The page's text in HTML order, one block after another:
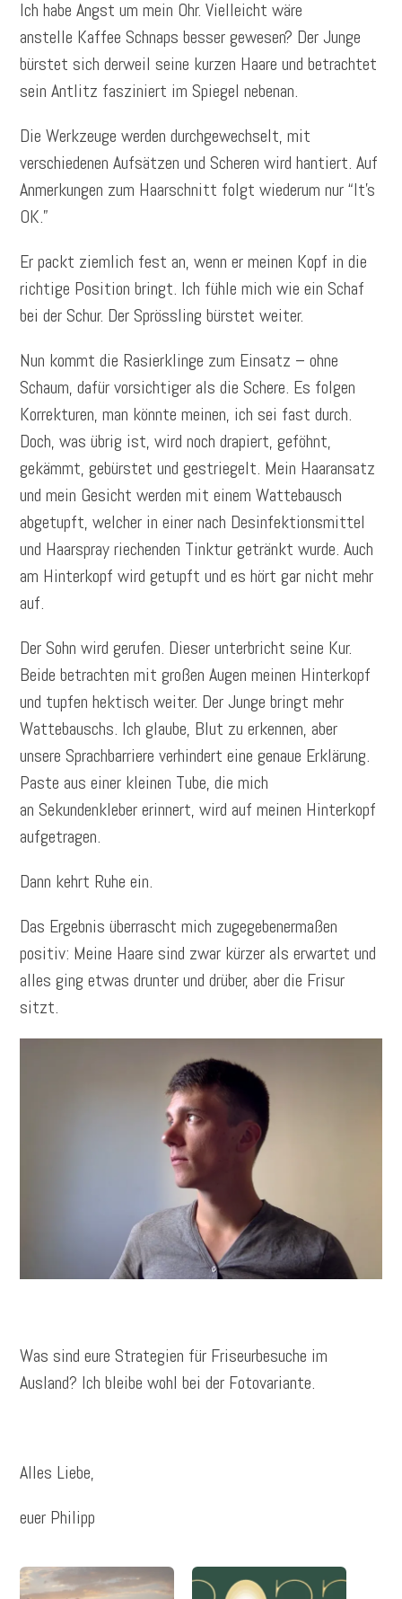
Ich habe Angst um mein Ohr. Vielleicht wäre
anstelle Kaffee Schnaps besser gewesen? Der Junge
bürstet sich derweil seine kurzen Haare und betrachtet
sein Antlitz fasziniert im Spiegel nebenan.
Die Werkzeuge werden durchgewechselt, mit
verschiedenen Aufsätzen und Scheren wird hantiert. Auf
Anmerkungen zum Haarschnitt folgt wiederum nur “It’s
OK.”
Er packt ziemlich fest an, wenn er meinen Kopf in die
richtige Position bringt. Ich fühle mich wie ein Schaf
bei der Schur. Der Sprössling bürstet weiter.
Nun kommt die Rasierklinge zum Einsatz – ohne
Schaum, dafür vorsichtiger als die Schere. Es folgen
Korrekturen, man könnte meinen, ich sei fast durch.
Doch, was übrig ist, wird noch drapiert, geföhnt,
gekämmt, gebürstet und gestriegelt. Mein Haaransatz
und mein Gesicht werden mit einem Wattebausch
abgetupft, welcher in einer nach Desinfektionsmittel
und Haarspray riechenden Tinktur getränkt wurde. Auch
am Hinterkopf wird getupft und es hört gar nicht mehr
auf.
Der Sohn wird gerufen. Dieser unterbricht seine Kur.
Beide betrachten mit großen Augen meinen Hinterkopf
und tupfen hektisch weiter. Der Junge bringt mehr
Wattebauschs. Ich glaube, Blut zu erkennen, aber
unsere Sprachbarriere verhindert eine genaue Erklärung.
Paste aus einer kleinen Tube, die mich
an Sekundenkleber erinnert, wird auf meinen Hinterkopf
aufgetragen.
Dann kehrt Ruhe ein.
Das Ergebnis überrascht mich zugegebenermaßen
positiv: Meine Haare sind zwar kürzer als erwartet und
alles ging etwas drunter und drüber, aber die Frisur
sitzt.
Was sind eure Strategien für Friseurbesuche im
Ausland? Ich bleibe wohl bei der Fotovariante.
Alles Liebe,
euer Philipp